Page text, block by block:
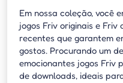
Em nossa coleção, você
jogos Friv originais e
recentes que garantem
gostos. Procurando um
emocionantes jogos Friv
de downloads, ideais